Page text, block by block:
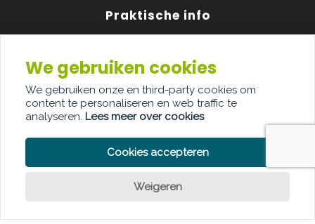
Praktische info
Over ons
Adverteren
Contact
We gebruiken cookies
We gebruiken onze en third-party cookies om
content te personaliseren en web traffic te
analyseren. Lees meer over cookies
Cookies accepteren
Weigeren